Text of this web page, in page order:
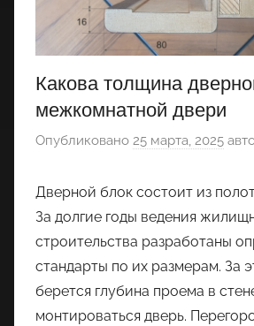
Какова толщина
межкомнатной двери
Опубликовано 25 марта, 2025
Дверной блок состоит из
За долгие годы ведения
строительства разработаны
стандарты по их размерам. За
берется глубина проема в
монтироваться дверь.